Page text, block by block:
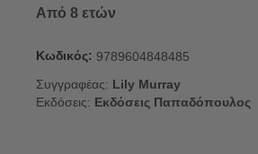
Από 8 ετών
Κωδικός: 9789604848485
Συγγραφέας: Lily Murray
Εκδόσεις: Εκδόσεις Παπαδόπουλος